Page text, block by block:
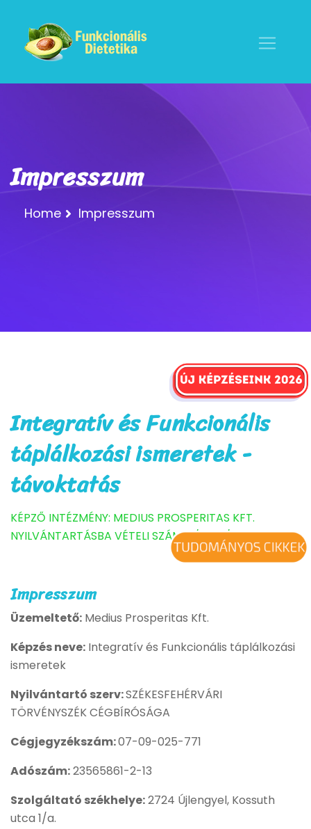
Impresszum
Home Impresszum
Integratív és Funkcionális
táplálkozási ismeretek -
távoktatás
KÉPZŐ INTÉZMÉNY: MEDIUS PROSPERITAS KFT.
NYILVÁNTARTÁSBA VÉTELI SZÁM: B/2023/000141
Impresszum
Üzemeltető: Medius Prosperitas Kft.
Képzés neve: Integratív és Funkcionális táplálkozási
ismeretek
Nyilvántartó szerv:SZÉKESFEHÉRVÁRI
TÖRVÉNYSZÉK CÉGBÍRÓSÁGA
Cégjegyzékszám:07-09-025-771
Adószám:23565861-2-13
Szolgáltató székhelye:2724 Újlengyel, Kossuth
utca 1/a.